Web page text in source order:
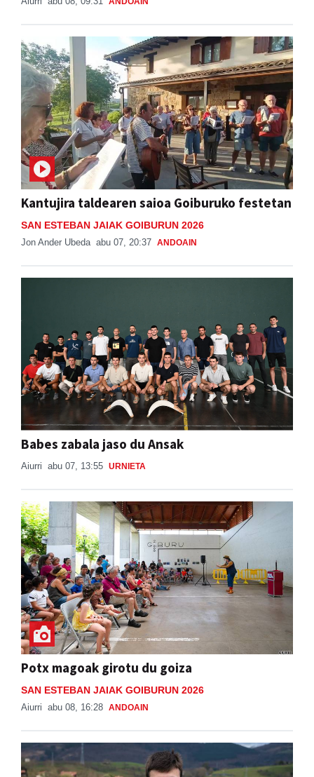
Kantujira taldearen saioa Goiburuko festetan
SAN ESTEBAN JAIAK GOIBURUN 2026
Jon Ander Ubeda abu 07, 20:37 ANDOAIN
Babes zabala jaso du Ansak
Aiurri abu 07, 13:55 URNIETA
Potx magoak girotu du goiza
SAN ESTEBAN JAIAK GOIBURUN 2026
Aiurri abu 08, 16:28 ANDOAIN